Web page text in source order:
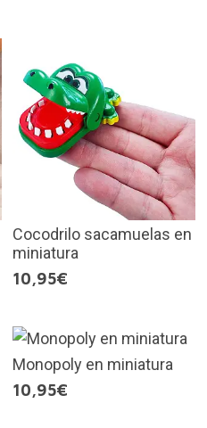
Cocodrilo sacamuelas en
miniatura
10,95€
Monopoly en miniatura
10,95€